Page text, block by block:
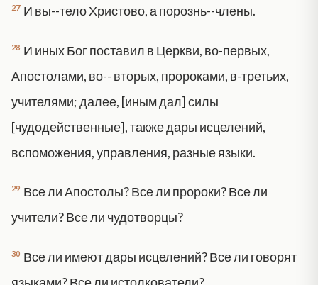
27 И вы--тело Христово, а порознь--члены.
28 И иных Бог поставил в Церкви, во-первых,
Апостолами, во-- вторых, пророками, в-третьих,
учителями; далее, [иным дал] силы
[чудодейственные], также дары исцелений,
вспоможения, управления, разные языки.
29 Все ли Апостолы? Все ли пророки? Все ли
учители? Все ли чудотворцы?
30 Все ли имеют дары исцелений? Все ли говорят